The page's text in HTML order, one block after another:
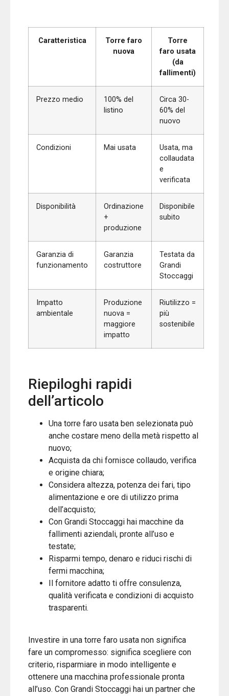
Caratteristica
Torre faro
nuova
Torre
faro usata
(da
fallimenti)
Prezzo medio
100% del
listino
Circa 30-
60% del
nuovo
Condizioni Mai usata
Usata, ma
collaudata
e
verificata
Disponibilità
Ordinazione
+
produzione
Disponibile
subito
Garanzia di
funzionamento
Garanzia
costruttore
Testata da
Grandi
Stoccaggi
Impatto
ambientale
Produzione
nuova =
maggiore
impatto
Riutilizzo =
più
sostenibile
Riepiloghi rapidi
dell’articolo
Una torre faro usata ben selezionata può
anche costare meno della metà rispetto al
nuovo;
Acquista da chi fornisce collaudo, verifica
e origine chiara;
Considera altezza, potenza dei fari, tipo
alimentazione e ore di utilizzo prima
dell’acquisto;
Con Grandi Stoccaggi hai macchine da
fallimenti aziendali, pronte all’uso e
testate;
Risparmi tempo, denaro e riduci rischi di
fermi macchina;
Il fornitore adatto ti offre consulenza,
qualità verificata e condizioni di acquisto
trasparenti.
Investire in una torre faro usata non significa
fare un compromesso: significa scegliere con
criterio, risparmiare in modo intelligente e
ottenere una macchina professionale pronta
all’uso. Con Grandi Stoccaggi hai un partner che